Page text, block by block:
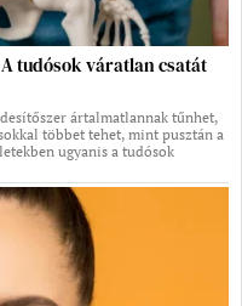
tudósok váratlan csatát
ártalmatlannak tűnhet,
többet tehet, mint pusztán a
ugyanis a tudósok